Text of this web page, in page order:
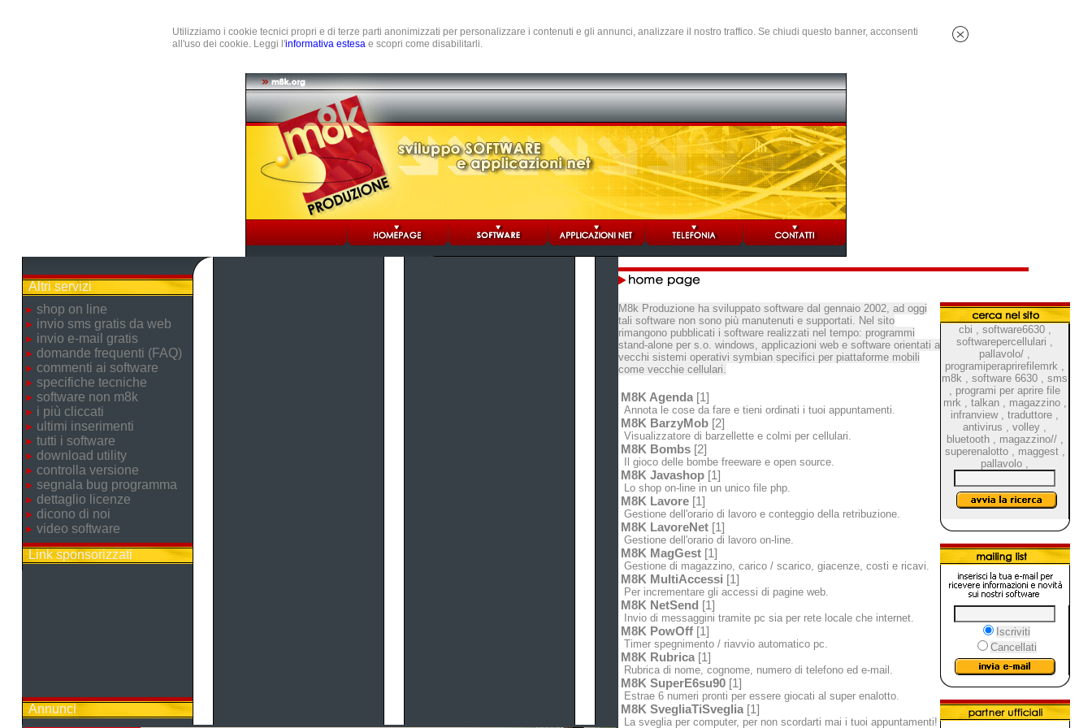
Utilizziamo i cookie tecnici propri e di terze parti anonimizzati per personalizzare i contenuti e gli annunci, analizzare il nostro traffico. Se chiudi questo banner, acconsenti
all'uso dei cookie. Leggi l'informativa estesa e scopri come disabilitarli.
Altri servizi
shop on line
invio sms gratis da web
invio e-mail gratis
domande frequenti (FAQ)
commenti ai software
specifiche tecniche
software non m8k
i più cliccati
ultimi inserimenti
tutti i software
download utility
controlla versione
segnala bug programma
dettaglio licenze
dicono di noi
video software
Link sponsorizzati
Annunci
M8k Produzione ha sviluppato software dal gennaio 2002, ad oggi
tali software non sono più manutenuti e supportati. Nel sito
rimangono pubblicati i software realizzati nel tempo: programmi
stand-alone per s.o. windows, applicazioni web e software orientati a
vecchi sistemi operativi symbian specifici per piattaforme mobili
come vecchie cellulari.
M8K Agenda [1]
Annota le cose da fare e tieni ordinati i tuoi appuntamenti.
M8K BarzyMob [2]
Visualizzatore di barzellette e colmi per cellulari.
M8K Bombs [2]
Il gioco delle bombe freeware e open source.
M8K Javashop [1]
Lo shop on-line in un unico file php.
M8K Lavore [1]
Gestione dell'orario di lavoro e conteggio della retribuzione.
M8K LavoreNet [1]
Gestione dell'orario di lavoro on-line.
M8K MagGest [1]
Gestione di magazzino, carico / scarico, giacenze, costi e ricavi.
M8K MultiAccessi [1]
Per incrementare gli accessi di pagine web.
M8K NetSend [1]
Invio di messaggini tramite pc sia per rete locale che internet.
M8K PowOff [1]
Timer spegnimento / riavvio automatico pc.
M8K Rubrica [1]
Rubrica di nome, cognome, numero di telefono ed e-mail.
M8K SuperE6su90 [1]
Estrae 6 numeri pronti per essere giocati al super enalotto.
M8K SvegliaTiSveglia [1]
La sveglia per computer, per non scordarti mai i tuoi appuntamenti!
cbi , software6630 ,
softwarepercellulari ,
pallavolo/ ,
programiperaprirefilemrk ,
m8k , software 6630 , sms
, programi per aprire file
mrk , talkan , magazzino ,
infranview , traduttore ,
antivirus , volley ,
bluetooth , magazzino// ,
superenalotto , maggest ,
pallavolo ,
Iscriviti
Cancellati